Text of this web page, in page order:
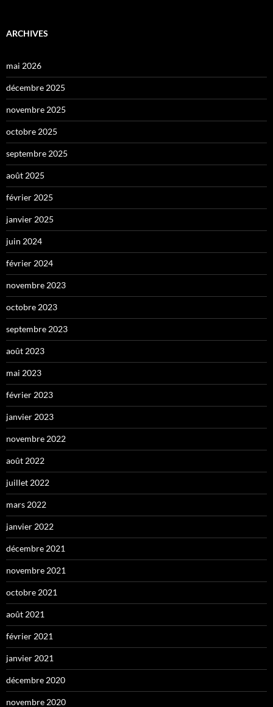
ARCHIVES
mai 2026
décembre 2025
novembre 2025
octobre 2025
septembre 2025
août 2025
février 2025
janvier 2025
juin 2024
février 2024
novembre 2023
octobre 2023
septembre 2023
août 2023
mai 2023
février 2023
janvier 2023
novembre 2022
août 2022
juillet 2022
mars 2022
janvier 2022
décembre 2021
novembre 2021
octobre 2021
août 2021
février 2021
janvier 2021
décembre 2020
novembre 2020